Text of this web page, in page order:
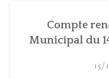
Compte
Municipal du
15/